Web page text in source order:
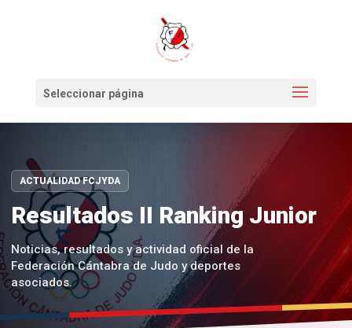
Seleccionar página
ACTUALIDAD FCJYDA
Resultados II Ranking Junior
Noticias, resultados y actividad oficial de la
Federación Cántabra de Judo y deportes
asociados.